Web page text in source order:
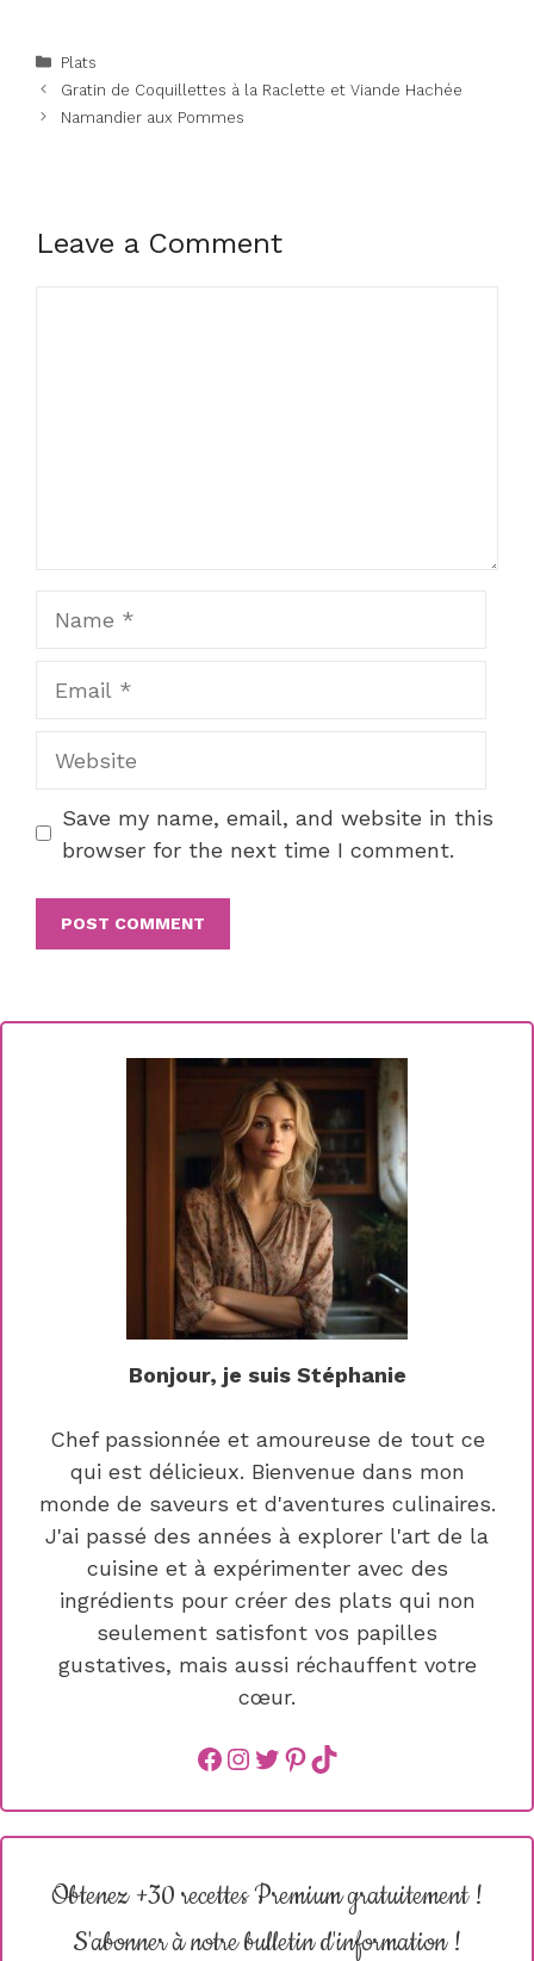
Categories
Plats
Gratin de Coquillettes à la Raclette et Viande Hachée
Namandier aux Pommes
Leave a Comment
Save my name, email, and website in this
browser for the next time I comment.
Bonjour, je suis Stéphanie
Chef passionnée et amoureuse de tout ce
qui est délicieux. Bienvenue dans mon
monde de saveurs et d'aventures culinaires.
J'ai passé des années à explorer l'art de la
cuisine et à expérimenter avec des
ingrédients pour créer des plats qui non
seulement satisfont vos papilles
gustatives, mais aussi réchauffent votre
cœur.
Facebook
instagram
Twitter
Pinterest
TikTok
Obtenez +30 recettes Premium gratuitement !
S'abonner à notre bulletin d'information !